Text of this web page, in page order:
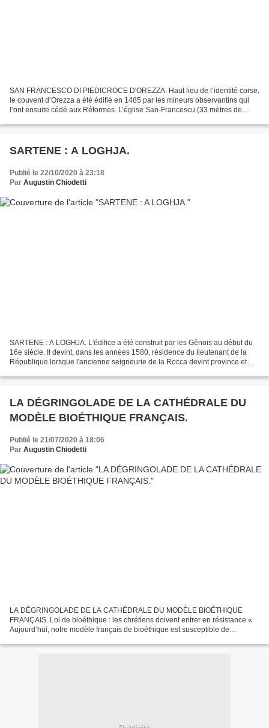
SAN FRANCESCO DI PIEDICROCE D'OREZZA. Haut lieu de l’identité corse,
le couvent d’Orezza a été édifié en 1485 par les mineurs observantins qui
l’ont ensuite cédé aux Réformes. L’église San-Francescu (33 mètres de
SARTENE : A LOGHJA.
Publié le 22/10/2020 à 23:18
Par Augustin Chiodetti
SARTENE : A LOGHJA. L'édifice a été construit par les Gênois au début du
16e siècle. Il devint, dans les années 1580, résidence du lieutenant de la
République lorsque l'ancienne seigneurie de la Rocca devint province et
LA DÉGRINGOLADE DE LA CATHÉDRALE DU
MODÈLE BIOÉTHIQUE FRANÇAIS.
Publié le 21/07/2020 à 18:06
Par Augustin Chiodetti
LA DÉGRINGOLADE DE LA CATHÉDRALE DU MODÈLE BIOÉTHIQUE
FRANÇAIS. Loi de bioéthique : les chrétiens doivent entrer en résistance «
Aujourd’hui, notre modèle français de bioéthique est susceptible de